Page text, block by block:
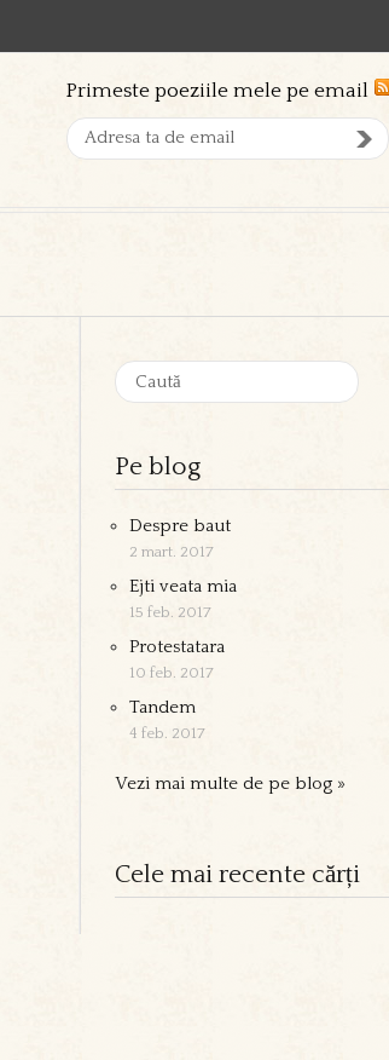
Primeste poeziile mele pe email
Pe blog
Despre baut
2 mart. 2017
Ejti veata mia
15 feb. 2017
Protestatara
10 feb. 2017
Tandem
4 feb. 2017
Vezi mai multe de pe blog »
Cele mai recente cărți